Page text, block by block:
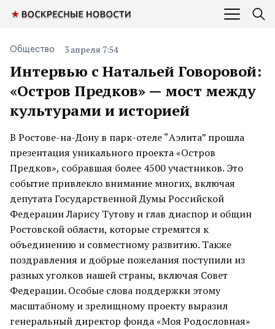
Интервью с Натальей Говоровой:
«Остров Предков» — мост между
культурами и историей
Общество 3 апреля 7:54
В Ростове-на-Дону в парк-отеле “Аэлита” прошла
презентация уникального проекта «Остров
Предков», собравшая более 4500 участников. Это
событие привлекло внимание многих, включая
депутата Государственной Думы Российской
Федерации Ларису Тутову и глав диаспор и общин
Ростовской области, которые стремятся к
объединению и совместному развитию. Также
поздравления и добрые пожелания поступили из
разных уголков нашей страны, включая Совет
Федерации. Особые слова поддержки этому
масштабному и зрелищному проекту выразил
генеральный директор фонда «Моя Родословная»